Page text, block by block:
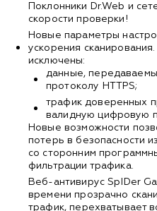
Поклонники Dr.Web и
скорости проверки!
Новые параметры
ускорения
исключены:
данные,
протоколу HTTPS;
трафик доверенных
валидную цифровую
Новые возможности
потерь в безопасности
со сторонним
фильтрации трафика.
Веб-антивирус SpIDer
времени прозрачно
трафик, перехватывает